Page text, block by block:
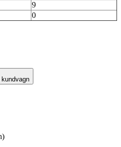
9
0